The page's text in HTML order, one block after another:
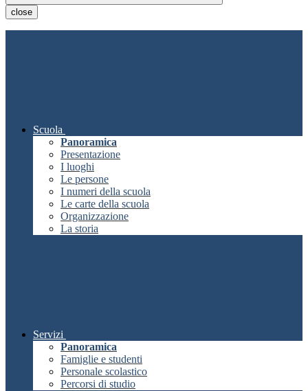
close
Scuola
Panoramica
Presentazione
I luoghi
Le persone
I numeri della scuola
Le carte della scuola
Organizzazione
La storia
Servizi
Panoramica
Famiglie e studenti
Personale scolastico
Percorsi di studio